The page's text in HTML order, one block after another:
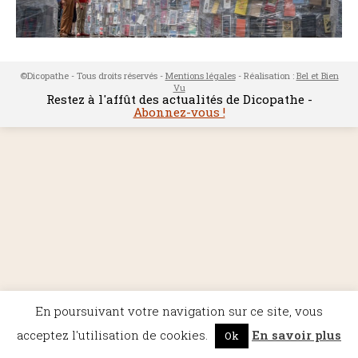
©Dicopathe - Tous droits réservés - Mentions légales- Réalisation : Bel et Bien
Vu
Restez à l'affût des actualités de Dicopathe -
Abonnez-vous !
En poursuivant votre navigation sur ce site, vous
acceptez l'utilisation de cookies.
Ok En savoir plus